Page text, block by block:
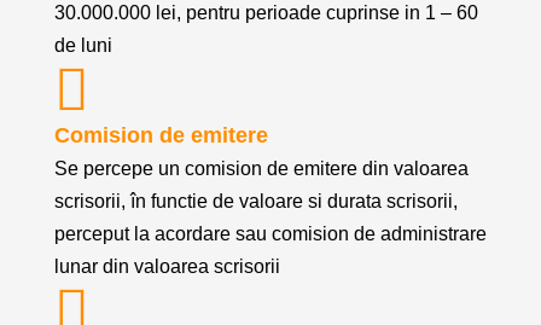
30.000.000 lei, pentru perioade cuprinse in 1 – 60
de luni
Comision de emitere
Se percepe un comision de emitere din valoarea
scrisorii, în functie de valoare si durata scrisorii,
perceput la acordare sau comision de administrare
lunar din valoarea scrisorii